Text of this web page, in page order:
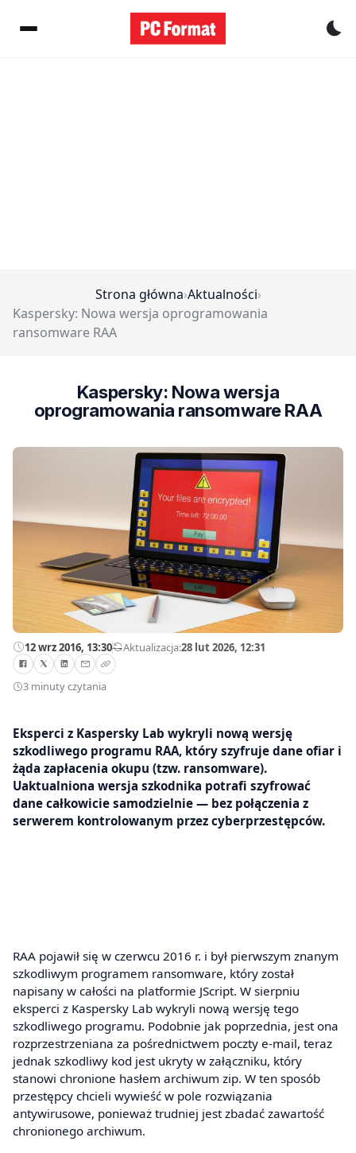
Strona główna›Aktualności›
Kaspersky: Nowa wersja oprogramowania
ransomware RAA
Kaspersky: Nowa wersja
oprogramowania ransomware RAA
12 wrz 2016, 13:30—Aktualizacja:28 lut 2026, 12:31
3 minuty czytania
Eksperci z Kaspersky Lab wykryli nową wersję
szkodliwego programu RAA, który szyfruje dane ofiar i
żąda zapłacenia okupu (tzw. ransomware).
Uaktualniona wersja szkodnika potrafi szyfrować
dane całkowicie samodzielnie — bez połączenia z
serwerem kontrolowanym przez cyberprzestępców.
RAA pojawił się w czerwcu 2016 r. i był pierwszym znanym
szkodliwym programem ransomware, który został
napisany w całości na platformie JScript. W sierpniu
eksperci z Kaspersky Lab wykryli nową wersję tego
szkodliwego programu. Podobnie jak poprzednia, jest ona
rozprzestrzeniana za pośrednictwem poczty e-mail, teraz
jednak szkodliwy kod jest ukryty w załączniku, który
stanowi chronione hasłem archiwum zip. W ten sposób
przestępcy chcieli wywieść w pole rozwiązania
antywirusowe, ponieważ trudniej jest zbadać zawartość
chronionego archiwum.